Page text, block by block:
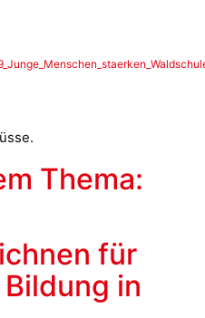
Thema:
für
in